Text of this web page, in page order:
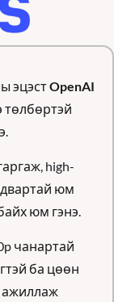
эцэст OpenAI
төлбөртэй
high-
юм
юм гэнэ.
чанартай
ба цөөн
ажиллаж